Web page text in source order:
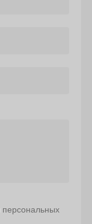
персональных